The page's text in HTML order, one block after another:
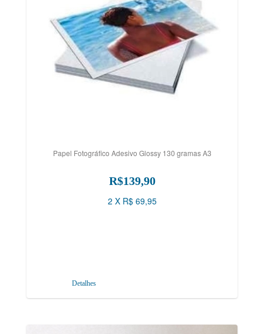
Papel Fotográfico Adesivo Glossy 130 gramas A3
R$139,90
2 X R$ 69,95
Detalhes